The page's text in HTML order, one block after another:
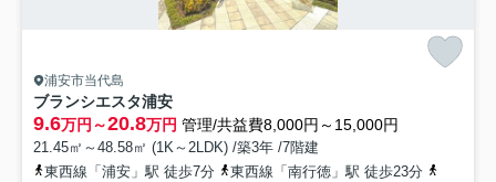
浦安市当代島
ブランシエスタ浦安
9.6万円～20.8万円 管理/共益費8,000円～15,000円
21.45㎡～48.58㎡ (1K～2LDK) /築3年 /7階建
東西線「浦安」駅 徒歩7分
東西線「南行徳」駅 徒歩23分